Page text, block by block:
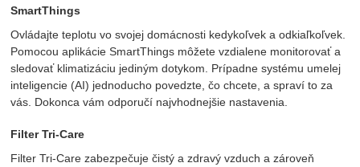
SmartThings
Ovládajte teplotu vo svojej domácnosti kedykoľvek a odkiaľkoľvek.
Pomocou aplikácie SmartThings môžete vzdialene monitorovať a
sledovať klimatizáciu jediným dotykom. Prípadne systému umelej
inteligencie (AI) jednoducho povedzte, čo chcete, a spraví to za
vás. Dokonca vám odporučí najvhodnejšie nastavenia.
Filter Tri-Care
Filter Tri-Care zabezpečuje čistý a zdravý vzduch a zároveň